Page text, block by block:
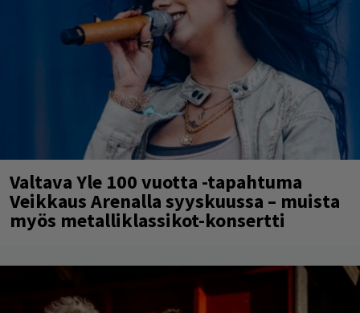
Valtava Yle 100 vuotta -tapahtuma
Veikkaus Arenalla syyskuussa – muista
myös metalliklassikot-konsertti